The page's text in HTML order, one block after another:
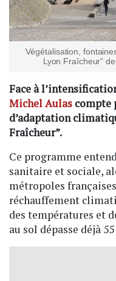
Végétalisation,
Lyon Fraîcheur”
Face à
Michel Aulas compte
d’adaptation
Fraîcheur”.
Ce programme
sanitaire et sociale,
métropoles
réchauffement
des températures et
au sol dépasse déjà